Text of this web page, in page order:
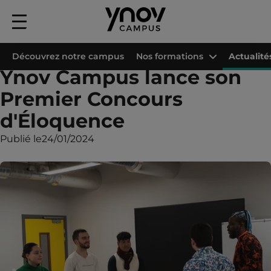
Menu
principal
Ynov Campus lance son
Premier Concours
d'Éloquence
Publié le24/01/2024
Découvrez notre campus Nos formations